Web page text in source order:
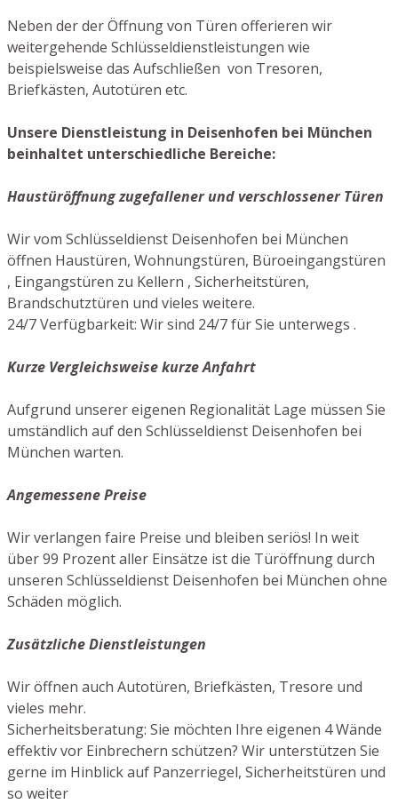
Neben der der Öffnung von Türen offerieren wir
weitergehende Schlüsseldienstleistungen wie
beispielsweise das Aufschließen von Tresoren,
Briefkästen, Autotüren etc.
Unsere Dienstleistung in Deisenhofen bei München
beinhaltet unterschiedliche Bereiche:
Haustüröffnung zugefallener und verschlossener Türen
Wir vom Schlüsseldienst Deisenhofen bei München
öffnen Haustüren, Wohnungstüren, Büroeingangstüren
, Eingangstüren zu Kellern , Sicherheitstüren,
Brandschutztüren und vieles weitere.
24/7 Verfügbarkeit: Wir sind 24/7 für Sie unterwegs .
Kurze Vergleichsweise kurze Anfahrt
Aufgrund unserer eigenen Regionalität Lage müssen Sie
umständlich auf den Schlüsseldienst Deisenhofen bei
München warten.
Angemessene Preise
Wir verlangen faire Preise und bleiben seriös! In weit
über 99 Prozent aller Einsätze ist die Türöffnung durch
unseren Schlüsseldienst Deisenhofen bei München ohne
Schäden möglich.
Zusätzliche Dienstleistungen
Wir öffnen auch Autotüren, Briefkästen, Tresore und
vieles mehr.
Sicherheitsberatung: Sie möchten Ihre eigenen 4 Wände
effektiv vor Einbrechern schützen? Wir unterstützen Sie
gerne im Hinblick auf Panzerriegel, Sicherheitstüren und
so weiter